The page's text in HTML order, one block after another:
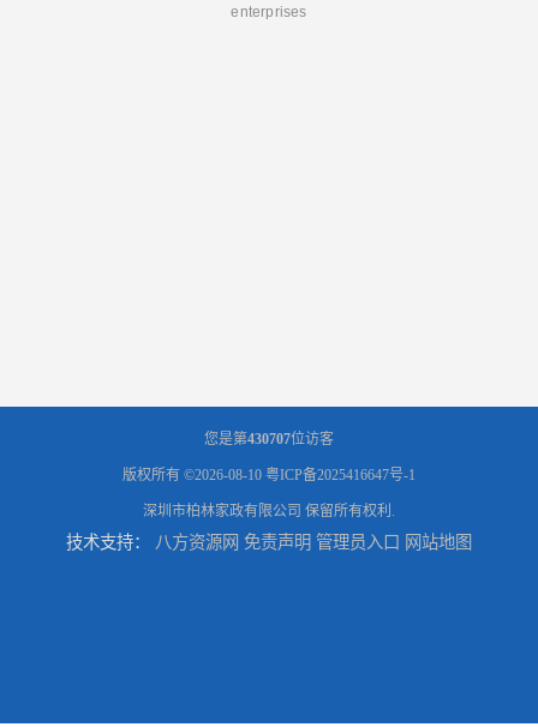
enterprises
您是第430707位访客
版权所有 ©2026-08-10 粤ICP备2025416647号-1
深圳市柏林家政有限公司 保留所有权利.
技术支持： 八方资源网 免责声明 管理员入口 网站地图